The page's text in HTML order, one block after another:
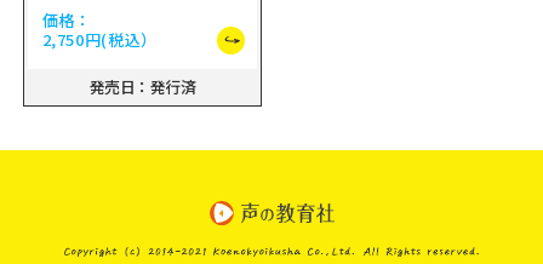
価格：
2,750円(税込）
発売日：発行済